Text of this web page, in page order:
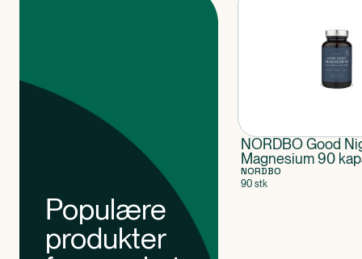
Populære
produkter
NORDBO Good
Magnesium 90
VEGAN
NORDBO
90 stk